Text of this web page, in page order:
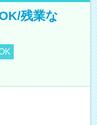
残業な